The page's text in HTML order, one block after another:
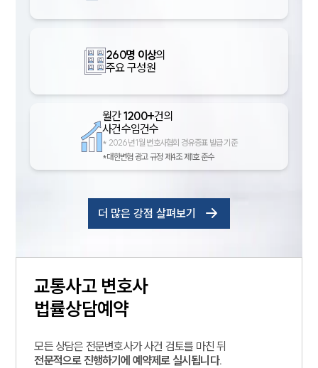
260명 이상의
주요 구성원
월간1200+건의
사건수임건수
* 2026년 1월 변호사협회 경유증표 발급 기준
*대한변협 광고 규정 제4조 제1호 준수
더 많은 강점 살펴보기
교통사고변호사
법률상담예약
모든 상담은 전문변호사가 사건 검토를 마친 뒤
전문적으로 진행하기에 예약제로 실시됩니다.